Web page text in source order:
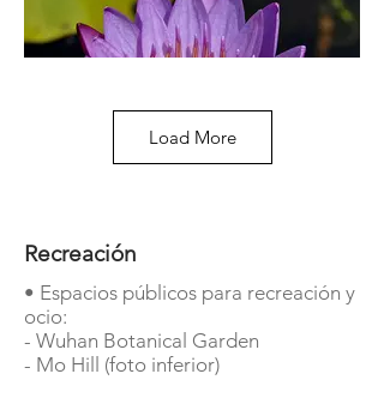
Load More
Recreación
• Espacios públicos para recreación y
ocio:
- Wuhan Botanical Garden
- Mo Hill (foto inferior)